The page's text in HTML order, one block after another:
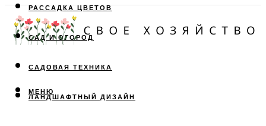
РАССАДКА ЦВЕТОВ
САД И ОГОРОД
САДОВАЯ ТЕХНИКА
ЛАНДШАФТНЫЙ ДИЗАЙН
МЕНЮ